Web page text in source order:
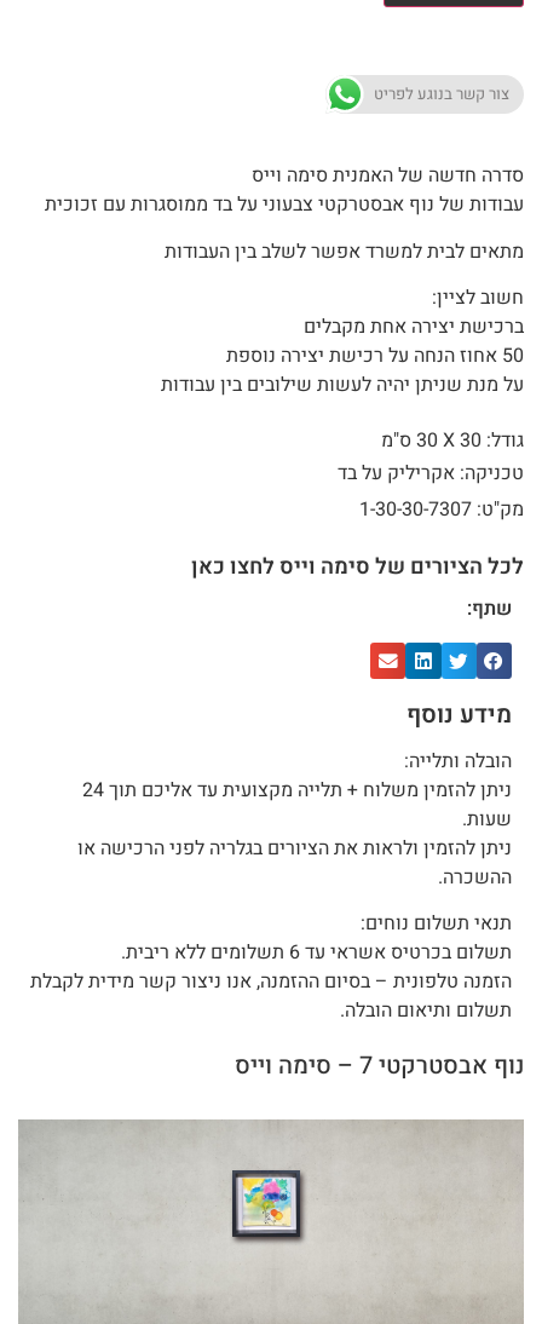
צור קשר בנוגע לפריט
סדרה חדשה של האמנית סימה וייס
עבודות של נוף אבסטרקטי צבעוני על בד ממוסגרות עם זכוכית
מתאים לבית למשרד אפשר לשלב בין העבודות
חשוב לציין:
ברכישת יצירה אחת מקבלים
50 אחוז הנחה על רכישת יצירה נוספת
על מנת שניתן יהיה לעשות שילובים בין עבודות
גודל: 30 X
30 ס"מ
טכניקה: אקריליק על בד
מק"ט: 1-30-30-7307
לכל הציורים של סימה וייס לחצו כאן
שתף:
מידע נוסף
הובלה ותלייה:
ניתן להזמין משלוח + תלייה מקצועית עד אליכם תוך 24
שעות.
ניתן להזמין ולראות את הציורים בגלריה לפני הרכישה או
ההשכרה.
תנאי תשלום נוחים:
תשלום בכרטיס אשראי עד 6 תשלומים ללא ריבית.
הזמנה טלפונית – בסיום ההזמנה, אנו ניצור קשר מידית לקבלת
תשלום ותיאום הובלה.
נוף אבסטרקטי 7 – סימה וייס